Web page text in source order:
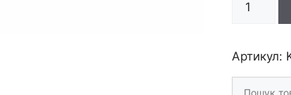
"Triton"
Goya
Артикул:
Шукати